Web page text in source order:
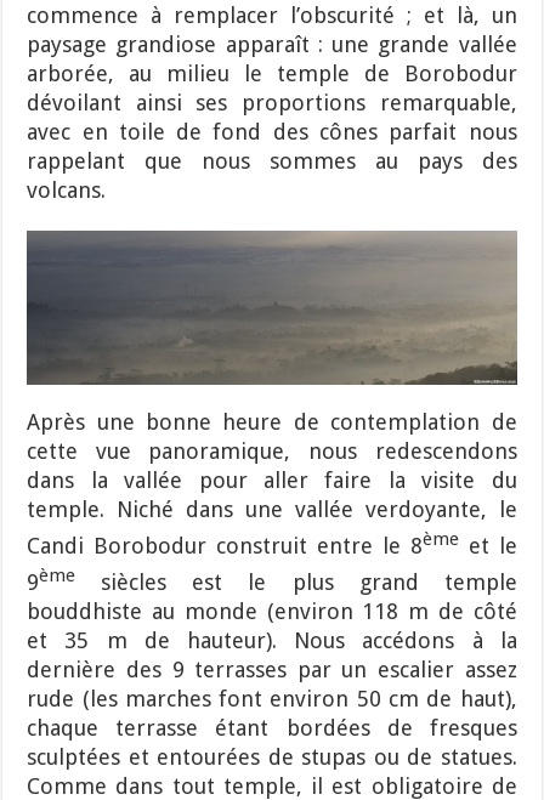
commence à remplacer l’obscurité ; et là, un
paysage grandiose apparaît : une grande vallée
arborée, au milieu le temple de Borobodur
dévoilant ainsi ses proportions remarquable,
avec en toile de fond des cônes parfait nous
rappelant que nous sommes au pays des
volcans.
Après une bonne heure de contemplation de
cette vue panoramique, nous redescendons
dans la vallée pour aller faire la visite du
temple. Niché dans une vallée verdoyante, le
Candi Borobodur construit entre le 8èmeet le
9ème siècles est le plus grand temple
bouddhiste au monde (environ 118 m de côté
et 35 m de hauteur). Nous accédons à la
dernière des 9 terrasses par un escalier assez
rude (les marches font environ 50 cm de haut),
chaque terrasse étant bordées de fresques
sculptées et entourées de stupas ou de statues.
Comme dans tout temple, il est obligatoire de